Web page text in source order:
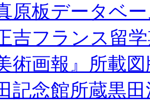
原板データベ
吉フランス留
術画報』所載
記念館所蔵黒